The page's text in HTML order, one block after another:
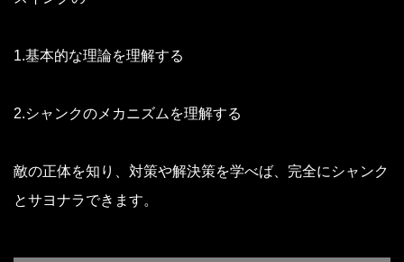
1.基本的な理論を理解する
2.シャンクのメカニズムを理解する
敵の正体を知り、対策や解決策を学べば、完全にシャンク
とサヨナラできます。